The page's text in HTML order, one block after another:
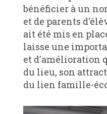
bénéficier à un
et de parents
ait été mis en
laisse une
et d'amélioration
du lieu, son
du lien famille-